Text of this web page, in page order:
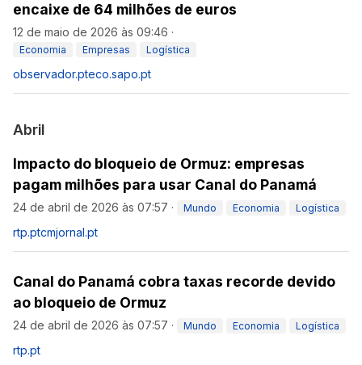
encaixe de 64 milhões de euros
12 de maio de 2026 às 09:46 ·
Economia Empresas Logística
observador.pteco.sapo.pt
Abril
Impacto do bloqueio de Ormuz: empresas
pagam milhões para usar Canal do Panamá
24 de abril de 2026 às 07:57 · Mundo Economia Logística
rtp.ptcmjornal.pt
Canal do Panamá cobra taxas recorde devido
ao bloqueio de Ormuz
24 de abril de 2026 às 07:57 · Mundo Economia Logística
rtp.pt